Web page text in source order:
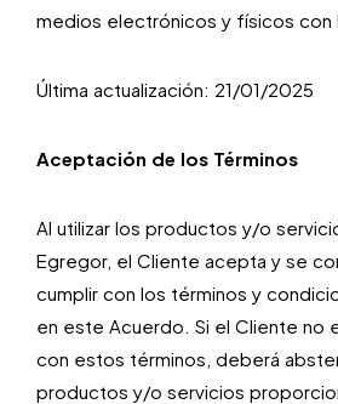
medios electrónicos y físicos con
Última actualización: 21/01/2025
Aceptación de los Términos
Al utilizar los productos y/o
Egregor, el Cliente acepta y se
cumplir con los términos y
en este Acuerdo. Si el Cliente no
con estos términos, deberá
productos y/o servicios